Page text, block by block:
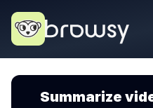
Summarize